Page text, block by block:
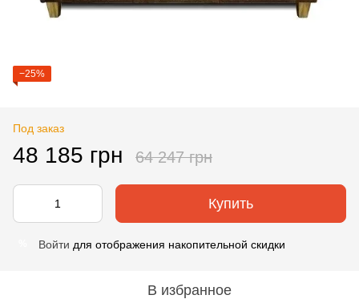
−25%
Под заказ
48 185 грн 64 247 грн
Купить
Войти для отображения накопительной скидки
В избранное